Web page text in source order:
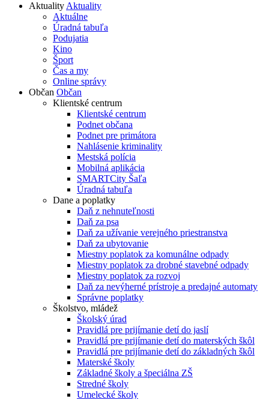
AktualityAktuality
Aktuálne
Úradná tabuľa
Podujatia
Kino
Šport
Čas a my
Online správy
Občan Občan
Klientské centrum
Klientské centrum
Podnet občana
Podnet pre primátora
Nahlásenie kriminality
Mestská polícia
Mobilná aplikácia
SMARTCity Šaľa
Úradná tabuľa
Dane a poplatky
Daň z nehnuteľnosti
Daň za psa
Daň za užívanie verejného priestranstva
Daň za ubytovanie
Miestny poplatok za komunálne odpady
Miestny poplatok za drobné stavebné odpady
Miestny poplatok za rozvoj
Daň za nevýherné prístroje a predajné automaty
Správne poplatky
Školstvo, mládež
Školský úrad
Pravidlá pre prijímanie detí do jaslí
Pravidlá pre prijímanie detí do materských škôl
Pravidlá pre prijímanie detí do základných škôl
Materské školy
Základné školy a špeciálna ZŠ
Stredné školy
Umelecké školy